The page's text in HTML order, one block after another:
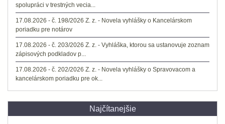
spolupráci v trestných vecia...
17.08.2026 - č. 198/2026 Z. z. - Novela vyhlášky o Kancelárskom
poriadku pre notárov
17.08.2026 - č. 203/2026 Z. z. - Vyhláška, ktorou sa ustanovuje zoznam
zápisových podkladov p...
17.08.2026 - č. 202/2026 Z. z. - Novela vyhlášky o Spravovacom a
kancelárskom poriadku pre ok...
Najčítanejšie